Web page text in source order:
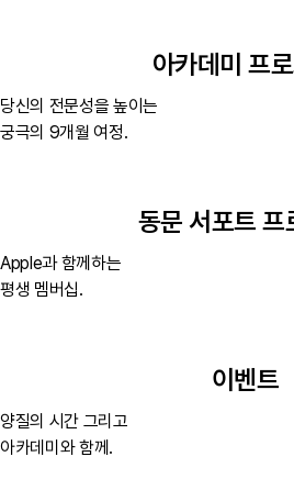
아카데미 프
당신의 전문성을 높이는
궁극의 9개월 여정.
동문 서포트 프
Apple과 함께하는
평생 멤버십.
이벤트
양질의 시간 그리고
아카데미와 함께.